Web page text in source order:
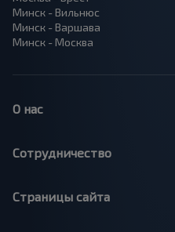
Минск - Вильнюс
Минск - Варшава
Минск - Москва
О нас
Сотрудничество
Страницы сайта